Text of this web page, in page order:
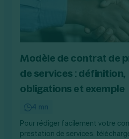
Modèle de contrat de
de services : définition,
obligations et exemple
4 mn
Pour rédiger facilement votre
prestation de services,